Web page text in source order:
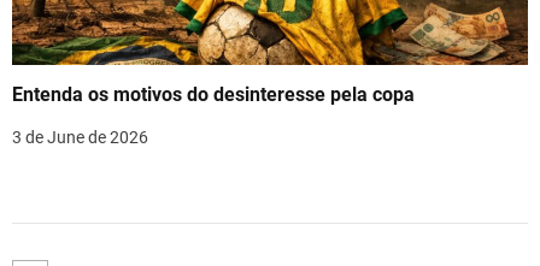
Entenda os motivos do desinteresse pela copa
3 de June de 2026